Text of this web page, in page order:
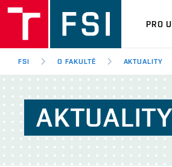
PRO
FSI O FAKULTĚ AKTUALITY
AKTUALITY